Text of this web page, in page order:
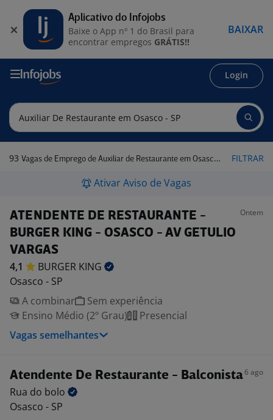
Login
93 Vagas de Emprego de Auxiliar de Restaurante em Osasco - SP FILTRAR
Ativar Aviso de Vagas
ATENDENTE DE RESTAURANTE -
BURGER KING - OSASCO - AV GETULIO
VARGAS
Ontem
4,1 BURGER KING
Osasco - SP
A combinar
Sem experiência
Ensino Médio (2º Grau)
Presencial
Vagas semelhantes
Atendente De Restaurante - Balconista6 ago
Rua do bolo
Osasco - SP
Aplicativo do Infojobs
Baixe o App nº 1 do Brasil para
encontrar empregos GRÁTIS!!
BAIXAR